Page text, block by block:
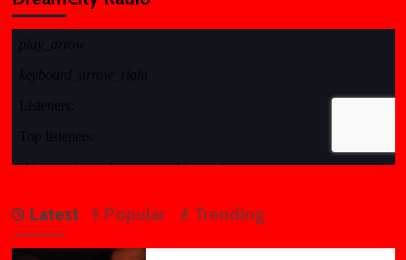
Latest Popular Trending